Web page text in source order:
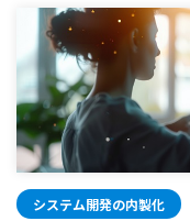
システム開発の内製化